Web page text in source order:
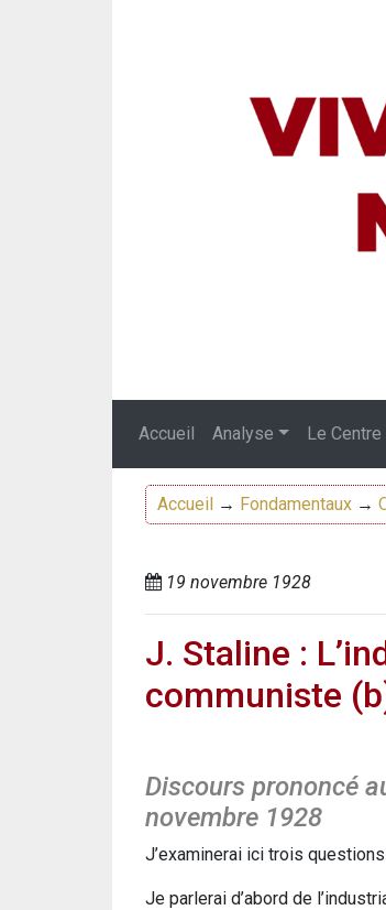
Accueil Analyse Le
Accueil → Fondamentaux →
19 novembre 1928
J. Staline :
communiste
Discours prononcé
novembre 1928
J’examinerai ici trois
Je parlerai d’abord de